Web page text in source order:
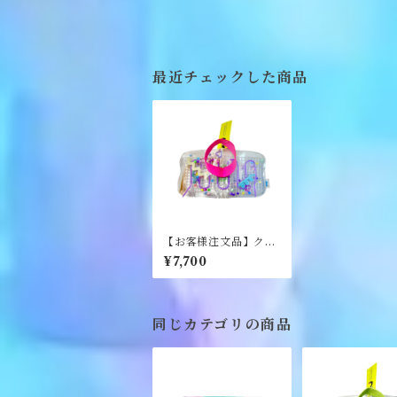
最近チェックした商品
【お客様注文品】クリ
ア二つ折り財布《NE
O》
¥7,700
同じカテゴリの商品